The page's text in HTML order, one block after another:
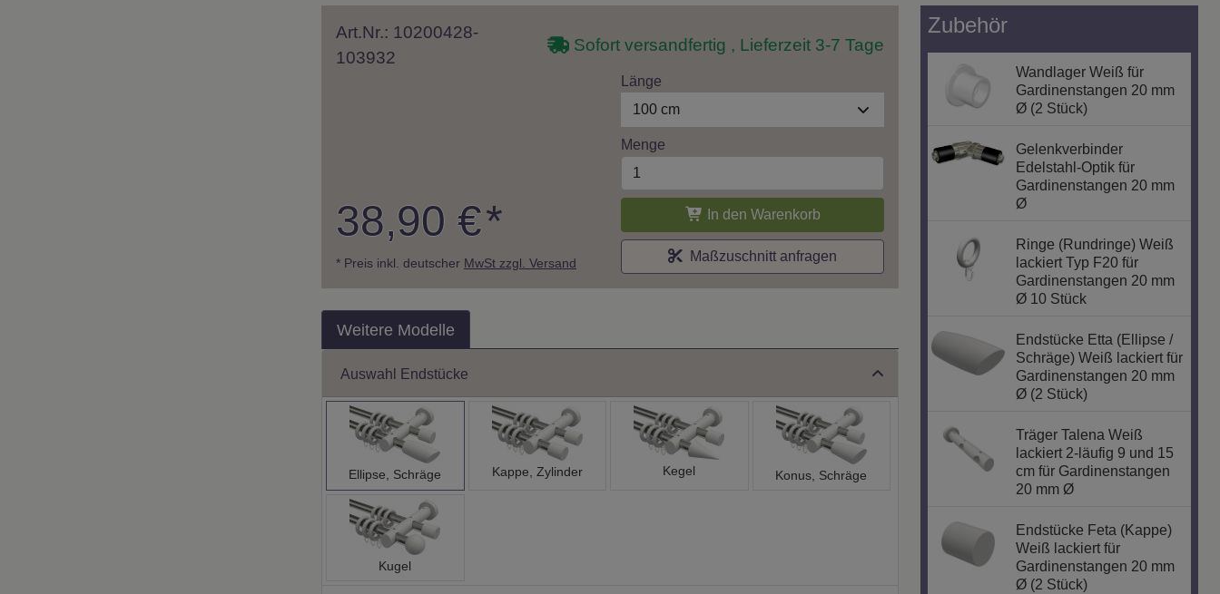
Art.Nr.: 10200428-
103932
Sofort versandfertig , Lieferzeit 3-7 Tage
38,90 €*
* Preis inkl. deutscher MwSt zzgl. Versand
Länge
100 cm
Menge
In den Warenkorb
Maßzuschnitt anfragen
Weitere Modelle
Auswahl Endstücke
Ellipse, Schräge Kappe, Zylinder Kegel Konus, Schräge
Kugel
Zubehör
Wandlager Weiß für
Gardinenstangen 20 mm
Ø (2 Stück)
Gelenkverbinder
Edelstahl-Optik für
Gardinenstangen 20 mm
Ø
Ringe (Rundringe) Weiß
lackiert Typ F20 für
Gardinenstangen 20 mm
Ø 10 Stück
Endstücke Etta (Ellipse /
Schräge) Weiß lackiert für
Gardinenstangen 20 mm
Ø (2 Stück)
Träger Talena Weiß
lackiert 2-läufig 9 und 15
cm für Gardinenstangen
20 mm Ø
Endstücke Feta (Kappe)
Weiß lackiert für
Gardinenstangen 20 mm
Ø (2 Stück)